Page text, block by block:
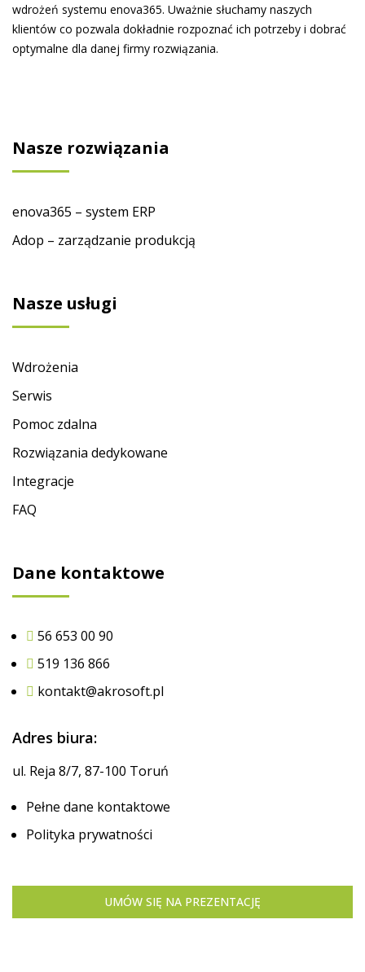
wdrożeń systemu enova365. Uważnie słuchamy naszych
klientów co pozwala dokładnie rozpoznać ich potrzeby i dobrać
optymalne dla danej firmy rozwiązania.
Nasze rozwiązania
enova365 – system ERP
Adop – zarządzanie produkcją
Nasze usługi
Wdrożenia
Serwis
Pomoc zdalna
Rozwiązania dedykowane
Integracje
FAQ
Dane kontaktowe
56 653 00 90
519 136 866
kontakt@akrosoft.pl
Adres biura:
ul. Reja 8/7, 87-100 Toruń
Pełne dane kontaktowe
Polityka prywatności
UMÓW SIĘ NA PREZENTACJĘ